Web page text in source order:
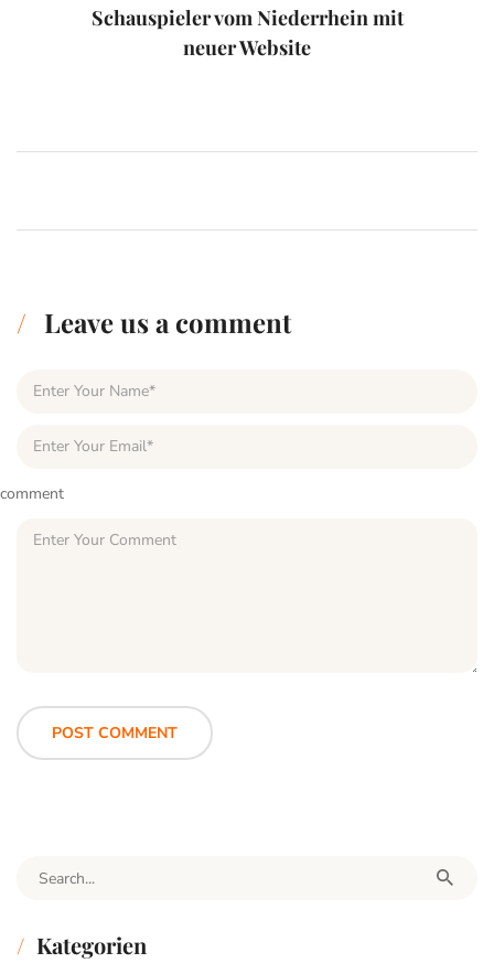
Schauspieler vom Niederrhein mit
neuer Website
Leave us a comment
comment
Search for:
Kategorien